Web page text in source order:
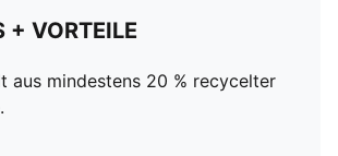
+ VORTEILE
aus mindestens 20 % recycelter